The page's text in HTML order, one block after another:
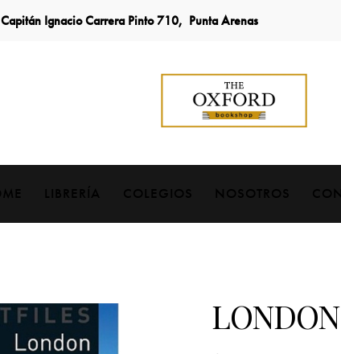
Capitán Ignacio Carrera Pinto 710, Punta Arenas
LONDON